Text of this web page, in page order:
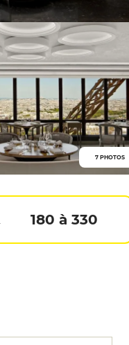
7 PHOTOS
180 à 330